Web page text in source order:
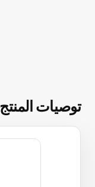
توصيات المنتج